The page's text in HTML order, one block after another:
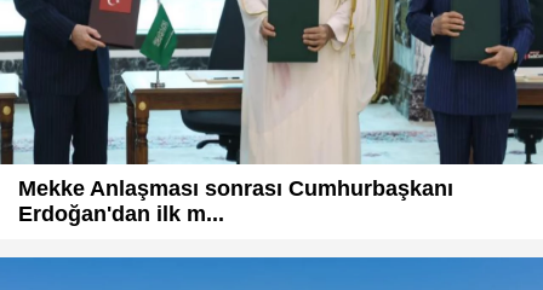
Mekke Anlaşması sonrası Cumhurbaşkanı
Erdoğan'dan ilk m...